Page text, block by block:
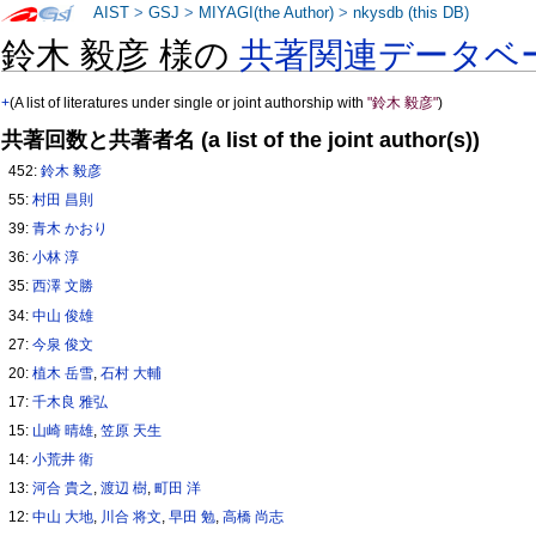
鈴木 毅彦 様の共著関連データベ
+(A list of literatures under single or joint authorship with"鈴木 毅彦")
共著回数と共著者名 (a list of the joint author(s))
452:鈴木 毅彦
55:村田 昌則
39:青木 かおり
36:小林 淳
35:西澤 文勝
34:中山 俊雄
27:今泉 俊文
20:植木 岳雪 ,石村 大輔
17:千木良 雅弘
15: 山崎 晴雄 ,笠原 天生
14:小荒井 衛
13:河合 貴之 ,渡辺 樹 ,町田 洋
12:中山 大地, 川合 将文,早田 勉,高橋 尚志
AIST >GSJ > MIYAGI(the Author) >nkysdb (this DB)